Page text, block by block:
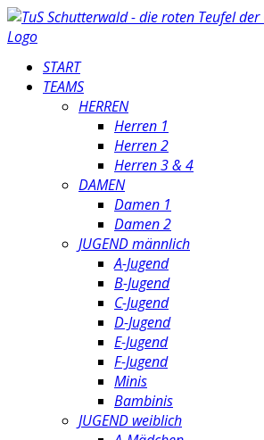
START
TEAMS
HERREN
Herren 1
Herren 2
Herren 3 & 4
DAMEN
Damen 1
Damen 2
JUGEND männlich
A-Jugend
B-Jugend
C-Jugend
D-Jugend
E-Jugend
F-Jugend
Minis
Bambinis
JUGEND weiblich